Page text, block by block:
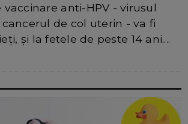
anti-HPV - virusul
de col uterin - va fi
și la fetele de peste 14 ani....